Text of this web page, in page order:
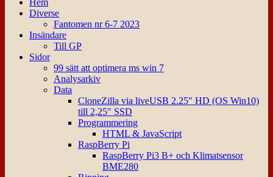
Hem
Diverse
Fantomen nr 6-7 2023
Insändare
Till GP
Sidor
99 sätt att optimera ms win 7
Analysarkiv
Data
CloneZilla via liveUSB 2.25″ HD (OS Win10)
till 2,25″ SSD
Programmering
HTML & JavaScript
RaspBerry Pi
RaspBerry Pi3 B+ och Klimatsensor
BME280